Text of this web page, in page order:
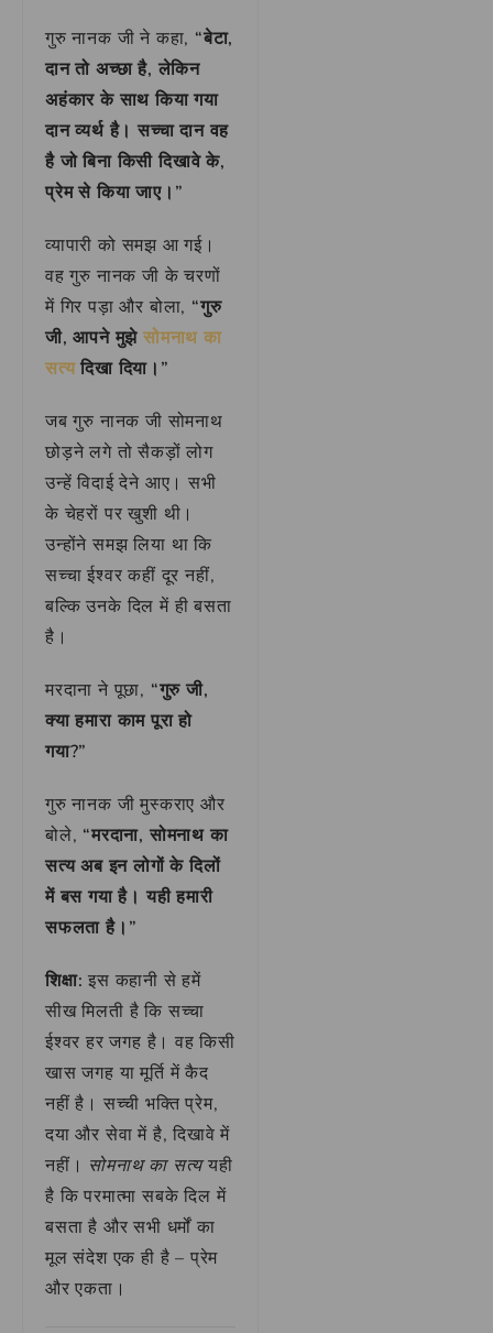
गुरु नानक जी ने कहा, “बेटा,
दान तो अच्छा है, लेकिन
अहंकार के साथ किया गया
दान व्यर्थ है। सच्चा दान वह
है जो बिना किसी दिखावे के,
प्रेम से किया जाए।”
व्यापारी को समझ आ गई।
वह गुरु नानक जी के चरणों
में गिर पड़ा और बोला, “गुरु
जी, आपने मुझे सोमनाथ का
सत्यदिखा दिया।”
जब गुरु नानक जी सोमनाथ
छोड़ने लगे तो सैकड़ों लोग
उन्हें विदाई देने आए। सभी
के चेहरों पर खुशी थी।
उन्होंने समझ लिया था कि
सच्चा ईश्वर कहीं दूर नहीं,
बल्कि उनके दिल में ही बसता
है।
मरदाना ने पूछा, “गुरु जी,
क्या हमारा काम पूरा हो
गया?”
गुरु नानक जी मुस्कराए और
बोले, “मरदाना, सोमनाथ का
सत्य अब इन लोगों के दिलों
में बस गया है। यही हमारी
सफलता है।”
शिक्षा: इस कहानी से हमें
सीख मिलती है कि सच्चा
ईश्वर हर जगह है। वह किसी
खास जगह या मूर्ति में कैद
नहीं है। सच्ची भक्ति प्रेम,
दया और सेवा में है, दिखावे में
नहीं। सोमनाथ का सत्ययही
है कि परमात्मा सबके दिल में
बसता है और सभी धर्मों का
मूल संदेश एक ही है – प्रेम
और एकता।